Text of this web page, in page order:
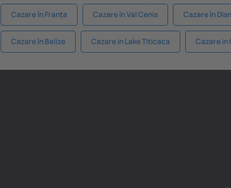
Cazare în Franța Cazare în Val Cenis Cazare în
Cazare în Belize Cazare in Lake Titicaca Cazare in